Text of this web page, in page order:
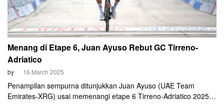
Menang di Etape 6, Juan Ayuso Rebut GC Tirreno-
Adriatico
by 16 March 2025
Penampilan sempurna ditunjukkan Juan Ayuso (UAE Team
Emirates-XRG) usai memenangi etape 6 Tirreno-Adriatico 2025